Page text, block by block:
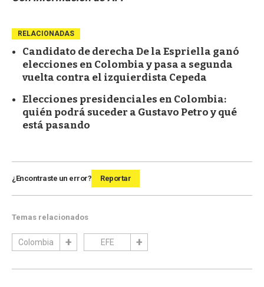
RELACIONADAS
Candidato de derecha De la Espriella ganó
elecciones en Colombia y pasa a segunda
vuelta contra el izquierdista Cepeda
Elecciones presidenciales en Colombia:
quién podrá suceder a Gustavo Petro y qué
está pasando
¿Encontraste un error? Reportar
Temas relacionados
Colombia EFE